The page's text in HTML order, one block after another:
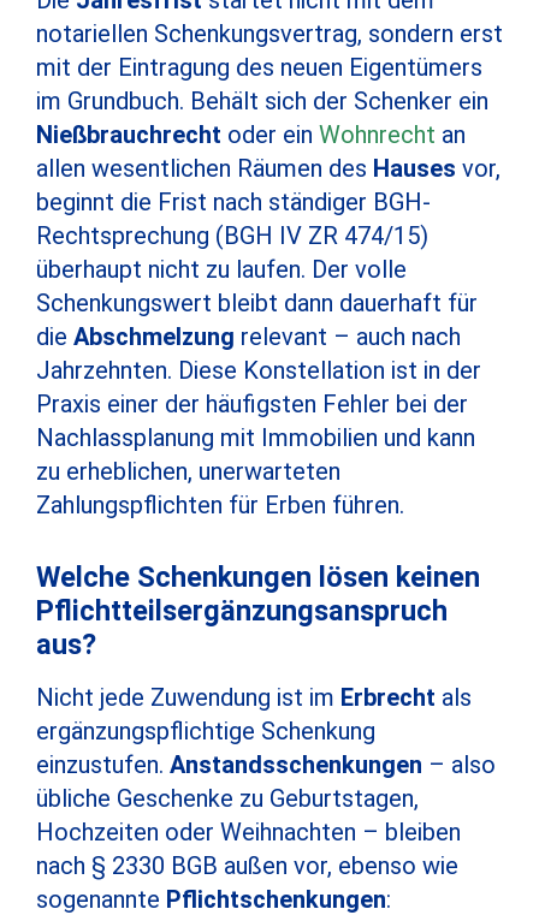
notariellen Schenkungsvertrag, sondern erst
mit der Eintragung des neuen Eigentümers
im Grundbuch. Behält sich der Schenker ein
Nießbrauchrecht oder ein Wohnrecht an
allen wesentlichen Räumen des Hauses vor,
beginnt die Frist nach ständiger BGH-
Rechtsprechung (BGH IV ZR 474/15)
überhaupt nicht zu laufen. Der volle
Schenkungswert bleibt dann dauerhaft für
die Abschmelzung relevant – auch nach
Jahrzehnten. Diese Konstellation ist in der
Praxis einer der häufigsten Fehler bei der
Nachlassplanung mit Immobilien und kann
zu erheblichen, unerwarteten
Zahlungspflichten für Erben führen.
Welche Schenkungen lösen keinen
Pflichtteilsergänzungsanspruch
aus?
Nicht jede Zuwendung ist im Erbrecht als
ergänzungspflichtige Schenkung
einzustufen. Anstandsschenkungen – also
übliche Geschenke zu Geburtstagen,
Hochzeiten oder Weihnachten – bleiben
nach § 2330 BGB außen vor, ebenso wie
sogenannte Pflichtschenkungen: